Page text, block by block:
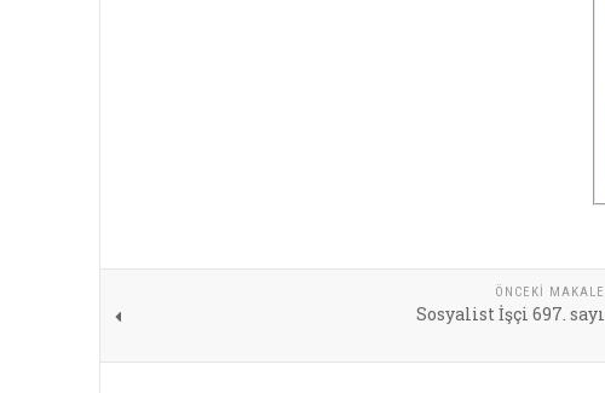
ÖNCEKI MAKALE
Sosyalist İşçi 697. sayı